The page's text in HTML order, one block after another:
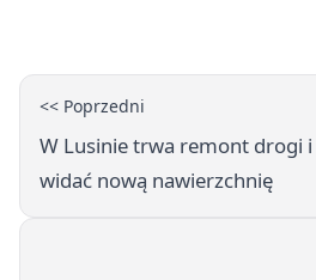
<< Poprzedni
W Lusinie trwa remont drogi
widać nową nawierzchnię